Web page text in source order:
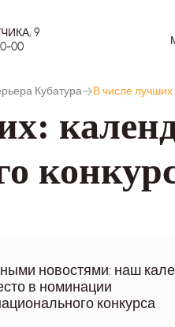
9
00
Кубатура В числе
новостями: наш
в номинации
конкурса